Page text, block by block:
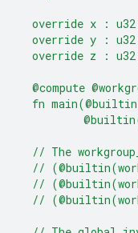
override x :
override y :
override z :
@compute
fn
// The
//
//
//